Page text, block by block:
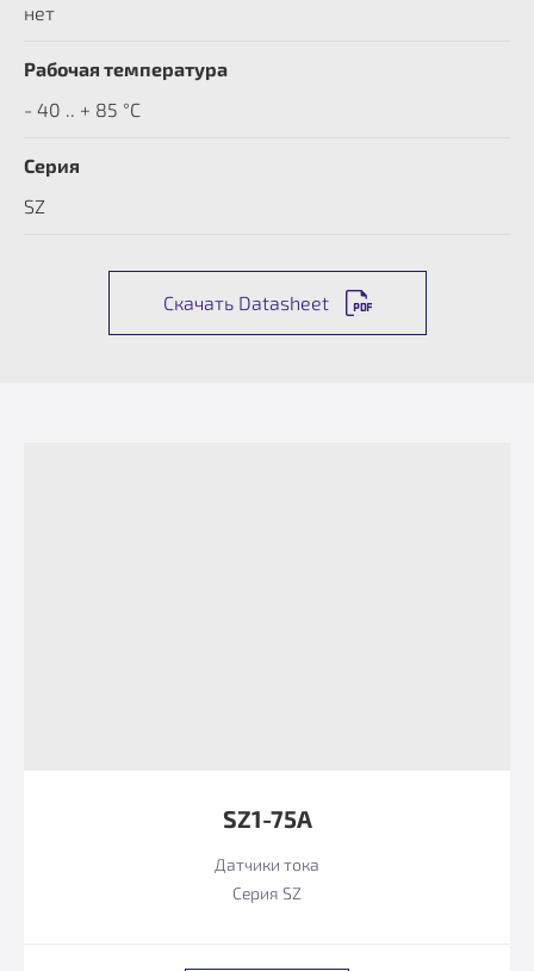
нет
Рабочая температура
- 40 .. + 85 °C
Серия
SZ
Скачать Datasheet
SZ1-75А
Датчики тока
Серия SZ